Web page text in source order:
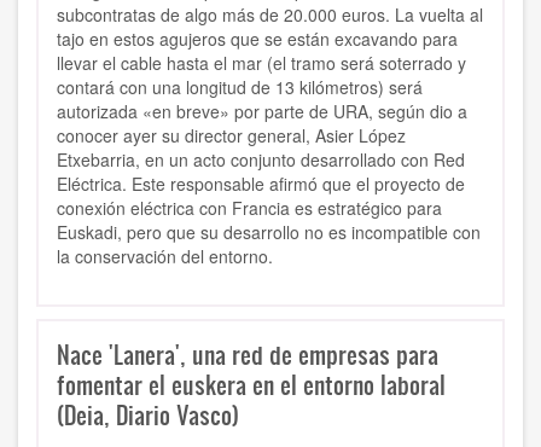
subcontratas de algo más de 20.000 euros. La vuelta al
tajo en estos agujeros que se están excavando para
llevar el cable hasta el mar (el tramo será soterrado y
contará con una longitud de 13 kilómetros) será
autorizada «en breve» por parte de URA, según dio a
conocer ayer su director general, Asier López
Etxebarria, en un acto conjunto desarrollado con Red
Eléctrica. Este responsable afirmó que el proyecto de
conexión eléctrica con Francia es estratégico para
Euskadi, pero que su desarrollo no es incompatible con
la conservación del entorno.
Nace 'Lanera', una red de empresas para
fomentar el euskera en el entorno laboral
(Deia, Diario Vasco)